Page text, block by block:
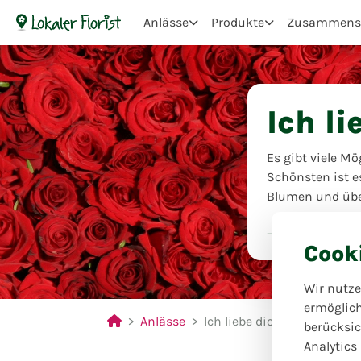
Anlässe Produkte
Ich
Es gibt viele
Schönsten ist
Blumen und
Anlässe Ich liebe dich!
Wir